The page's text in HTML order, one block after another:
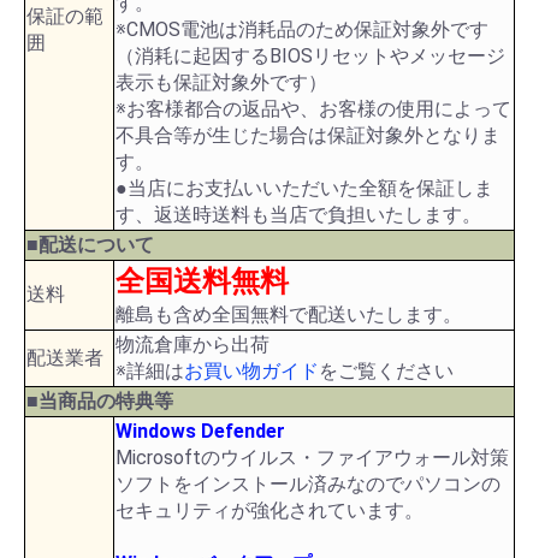
保証の範
囲
※CMOS電池は消耗品のため保証対象外です
（消耗に起因するBIOSリセットやメッセージ
表示も保証対象外です）
※お客様都合の返品や、お客様の使用によって
不具合等が生じた場合は保証対象外となりま
す。
●当店にお支払いいただいた全額を保証しま
す、返送時送料も当店で負担いたします。
■配送について
送料 全国送料無料
離島も含め全国無料で配送いたします。
配送業者
物流倉庫から出荷
※詳細はお買い物ガイド をご覧ください
■当商品の特典等
Windows Defender
Microsoftのウイルス・ファイアウォール対策
ソフトをインストール済みなのでパソコンの
セキュリティが強化されています。